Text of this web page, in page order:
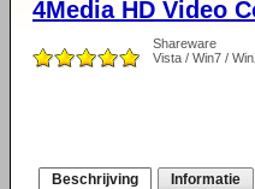
4Media HD Video
Shareware
Vista / Win7 /
Beschrijving Informatie